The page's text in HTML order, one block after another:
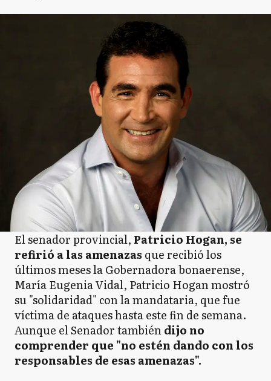
El senador provincial, Patricio Hogan, se
refirió a las amenazas que recibió los
últimos meses la Gobernadora bonaerense,
María Eugenia Vidal, Patricio Hogan mostró
su "solidaridad" con la mandataria, que fue
víctima de ataques hasta este fin de semana.
Aunque el Senador tambiéndijo no
comprender que "no estén dando con los
responsables de esas amenazas".